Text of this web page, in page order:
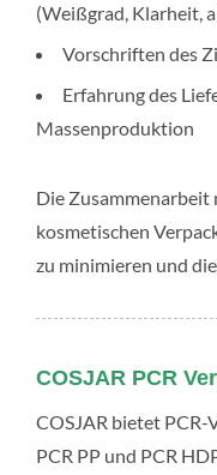
(Weißgrad, Klarheit,
Vorschriften des
Erfahrung des
Massenproduktion
Die
kosmetischen
zu minimieren und
COSJAR PCR
COSJAR bietet PCR-
PCR PP und PCR